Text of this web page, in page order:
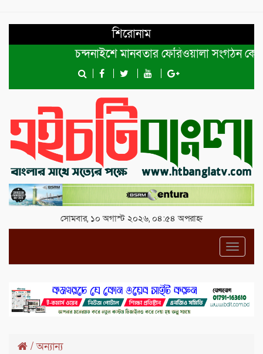
শিরোনাম
চন্দনাইশে মানবতার ফেরিওয়ালা সংগঠন কেন্দ্রীয়
সোমবার, ১০ অগাস্ট ২০২৬, ০৪:৫৪ অপরাহ্ন
/অন্যান্য